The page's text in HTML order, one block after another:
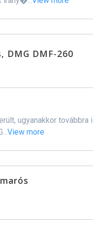
DMG DMF-260
ugyanakkor
View more